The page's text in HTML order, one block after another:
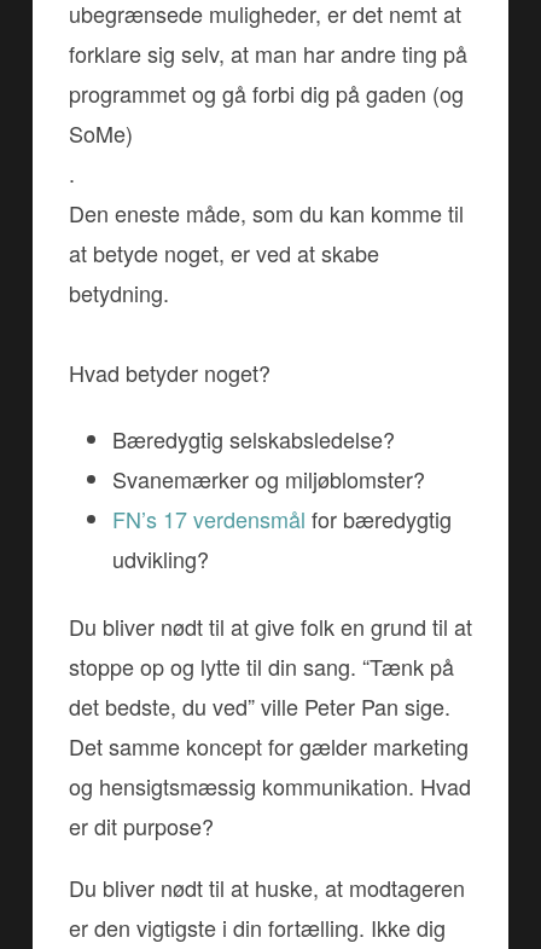
ubegrænsede muligheder, er det nemt at
forklare sig selv, at man har andre ting på
programmet og gå forbi dig på gaden (og
SoMe)
.
Den eneste måde, som du kan komme til
at betyde noget, er ved at skabe
betydning.
Hvad betyder noget?
Bæredygtig selskabsledelse?
Svanemærker og miljøblomster?
FN’s 17 verdensmål for bæredygtig
udvikling?
Du bliver nødt til at give folk en grund til at
stoppe op og lytte til din sang. “Tænk på
det bedste, du ved” ville Peter Pan sige.
Det samme koncept for gælder marketing
og hensigtsmæssig kommunikation. Hvad
er dit purpose?
Du bliver nødt til at huske, at modtageren
er den vigtigste i din fortælling. Ikke dig